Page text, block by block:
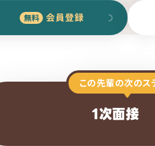
会員登録
この先輩の次のス
1次面接